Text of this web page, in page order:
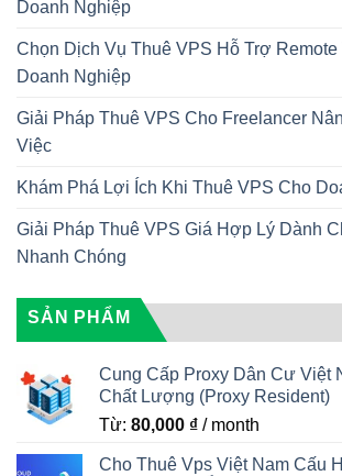
Doanh Nghiệp
Chọn Dịch Vụ Thuê VPS Hỗ Trợ Remote
Doanh Nghiệp
Giải Pháp Thuê VPS Cho Freelancer
Việc
Khám Phá Lợi Ích Khi Thuê VPS Cho
Giải Pháp Thuê VPS Giá Hợp Lý Dành
Nhanh Chóng
SẢN PHẨM
Cung Cấp Proxy Dân Cư Việt
Chất Lượng (Proxy Resident)
Từ: 80,000 ₫ / month
Cho Thuê Vps Việt Nam Cấu